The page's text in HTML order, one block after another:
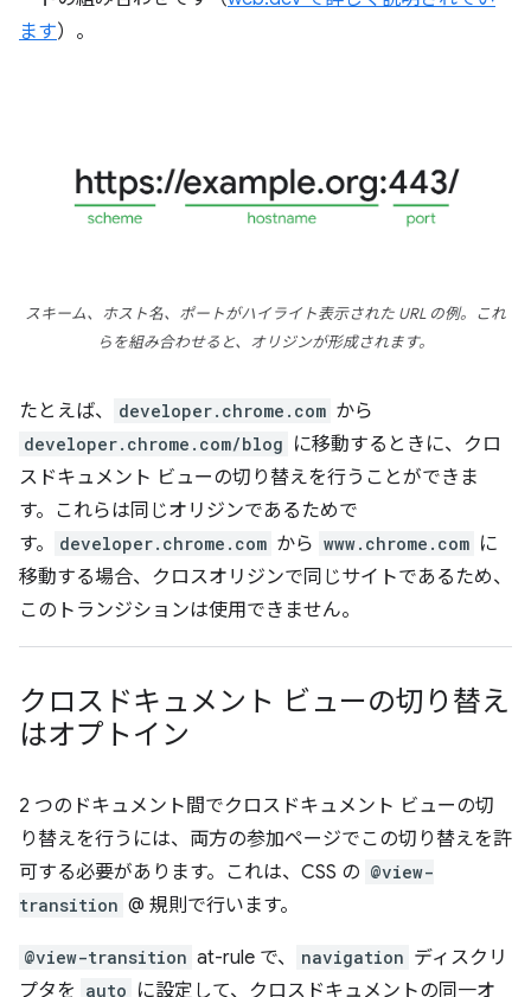
ます）。
スキーム、ホスト名、ポートがハイライト表示された URL の例。これ
らを組み合わせると、オリジンが形成されます。
たとえば、 developer.chrome.com から
developer.chrome.com/blog に移動するときに、クロ
スドキュメント ビューの切り替えを行うことができま
す。これらは同じオリジンであるためで
す。
developer.chrome.com から www.chrome.com に
移動する場合、クロスオリジンで同じサイトであるため、
このトランジションは使用できません。
クロスドキュメント ビューの切り替え
はオプトイン
2 つのドキュメント間でクロスドキュメント ビューの切
り替えを行うには、両方の参加ページでこの切り替えを許
可する必要があります。これは、CSS の @view-
transition @ 規則で行います。
@view-transition at-rule で、 navigation ディスクリ
プタを auto に設定して、クロスドキュメントの同一オ